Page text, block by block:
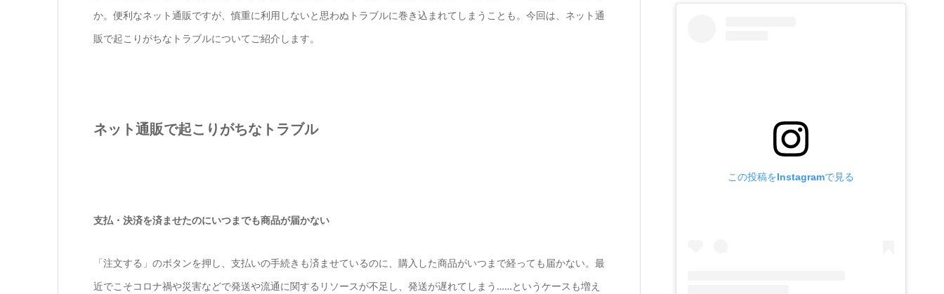
か。便利なネット通販ですが、慎重に利用しないと思わぬトラブルに巻き込まれてしまうことも。今回は、ネット通
販で起こりがちなトラブルについてご紹介します。
ネット通販で起こりがちなトラブル
支払・決済を済ませたのにいつまでも商品が届かない
「注文する」のボタンを押し、支払いの手続きも済ませているのに、購入した商品がいつまで経っても届かない。最
近でこそコロナ禍や災害などで発送や流通に関するリソースが不足し、発送が遅れてしまう……というケースも増え
この投稿をInstagramで見る